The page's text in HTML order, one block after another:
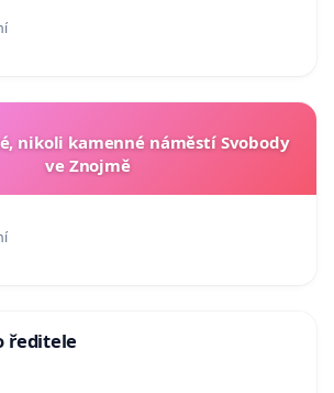
nikoli kamenné náměstí Svobody
ve Znojmě
ředitele